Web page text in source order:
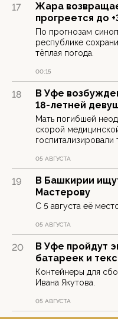
17
Жара
прогреется до
По прогнозам
республике
тёплая погода.
00:15
18
В Уфе
18-летней
Мать погибшей
скорой
госпитализировали
05 АВГУСТА
19
В Башкирии
Мастерову
С 5 августа её
05 АВГУСТА
20
В Уфе пройдут
батареек и
Контейнеры для
Ивана Якутова.
05 АВГУСТА